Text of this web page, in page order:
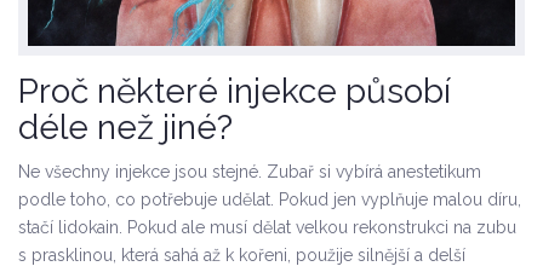
Proč některé injekce působí
déle než jiné?
Ne všechny injekce jsou stejné. Zubař si vybírá anestetikum
podle toho, co potřebuje udělat. Pokud jen vyplňuje malou díru,
stačí lidokain. Pokud ale musí dělat velkou rekonstrukci na zubu
s prasklinou, která sahá až k kořeni, použije silnější a delší